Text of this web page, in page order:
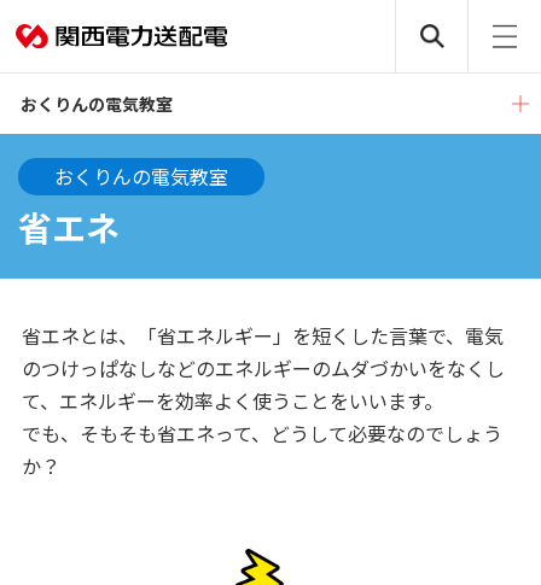
おくりんの電気教室
おくりんの電気教室
省エネ
省エネとは、「省エネルギー」を短くした言葉で、電気
のつけっぱなしなどのエネルギーのムダづかいをなくし
て、エネルギーを効率よく使うことをいいます。
でも、そもそも省エネって、どうして必要なのでしょう
か？